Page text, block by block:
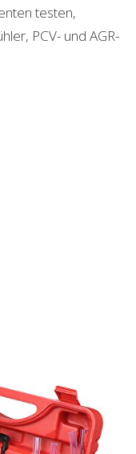
testen,
PCV- und AGR-